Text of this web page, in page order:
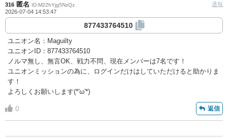
316 匿名 ID:M2ZhYjg5NzQz
2026-07-04 14:53:47
通報
877433764510
ユニオン名：Maguilty
ユニオンID：877433764510
ノルマ無し、無言OK、戦力不問、現在メンバーは7名です！
ユニオンミッションの為に、ログインだけはしていただけると助かりま
す！
よろしくお願いします(*'ω'*)
0 返信